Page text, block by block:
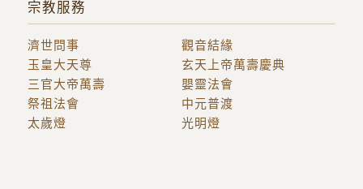
宗教服務
濟世問事
觀音結緣
玉皇大天尊
三官大帝萬壽
玄天上帝萬壽慶典
嬰靈法會
祭祖法會
中元普渡
太歲燈
光明燈